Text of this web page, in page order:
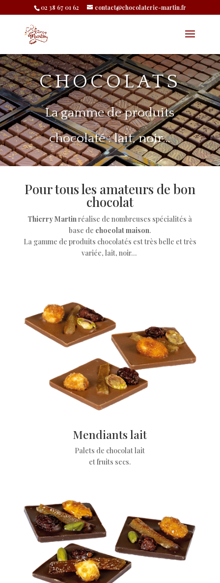
02 38 67 01 62 contact@chocolaterie-martin.fr
CHOCOLATS
La gamme de produits
chocolaté : lait, noir…
Pour tous les amateurs de bon
chocolat
Thierry Martinréalise de nombreuses spécialités à
base de chocolat maison.
La gamme de produits chocolatés est très belle et très
variée, lait, noir…
Mendiants lait
Palets de chocolat lait
et fruits secs.